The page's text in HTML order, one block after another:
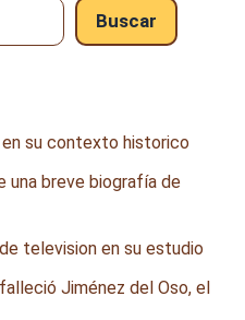
Buscar
una breve biografía de
Jiménez del Oso, el